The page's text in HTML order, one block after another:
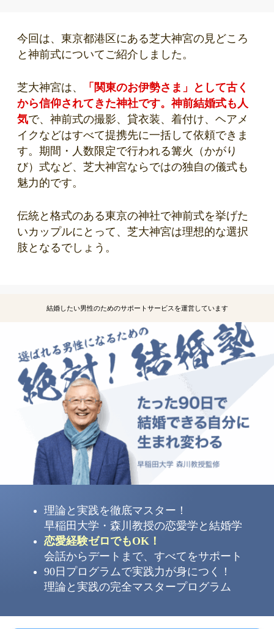
今回は、東京都港区にある芝大神宮の見どころ
と神前式についてご紹介しました。
芝大神宮は、
「関東のお伊勢さま」として古く
から信仰されてきた神社です。神前結婚式も人
気で、神前式の撮影、貸衣装、着付け、ヘアメ
イクなどはすべて提携先に一括して依頼できま
す。期間・人数限定で行われる篝火（かがり
び）式など、芝大神宮ならではの独自の儀式も
魅力的です。
伝統と格式のある東京の神社で神前式を挙げた
いカップルにとって、芝大神宮は理想的な選択
肢となるでしょう。
結婚したい男性のためのサポートサービスを運営しています
理論と実践を徹底マスター！
早稲田大学・森川教授の恋愛学と結婚学
恋愛経験ゼロでもOK！
会話からデートまで、すべてをサポート
90日プログラムで実践力が身につく！
理論と実践の完全マスタープログラム